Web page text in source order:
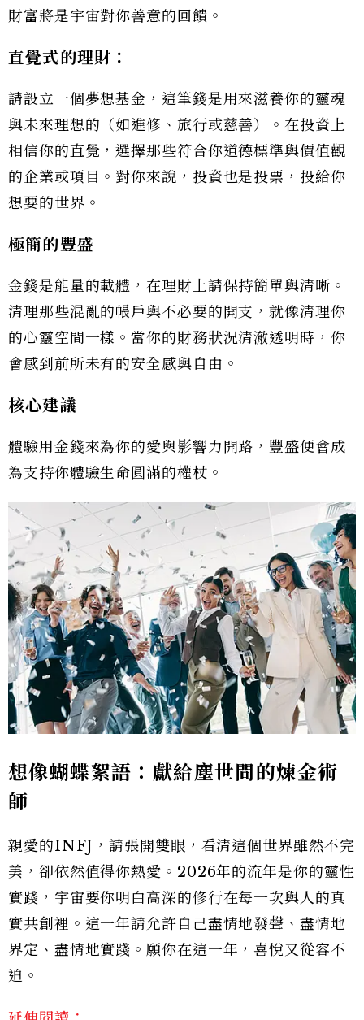
財富將是宇宙對你善意的回饋。
直覺式的理財：
請設立一個夢想基金，這筆錢是用來滋養你的靈魂
與未來理想的（如進修、旅行或慈善）。在投資上
相信你的直覺，選擇那些符合你道德標準與價值觀
的企業或項目。對你來說，投資也是投票，投給你
想要的世界。
極簡的豐盛
金錢是能量的載體，在理財上請保持簡單與清晰。
清理那些混亂的帳戶與不必要的開支，就像清理你
的心靈空間一樣。當你的財務狀況清澈透明時，你
會感到前所未有的安全感與自由。
核心建議
體驗用金錢來為你的愛與影響力開路，豐盛便會成
為支持你體驗生命圓滿的權杖。
想像蝴蝶絮語：獻給塵世間的煉金術
師
親愛的INFJ，請張開雙眼，看清這個世界雖然不完
美，卻依然值得你熱愛。2026年的流年是你的靈性
實踐，宇宙要你明白高深的修行在每一次與人的真
實共創裡。這一年請允許自己盡情地發聲、盡情地
界定、盡情地實踐。願你在這一年，喜悅又從容不
迫。